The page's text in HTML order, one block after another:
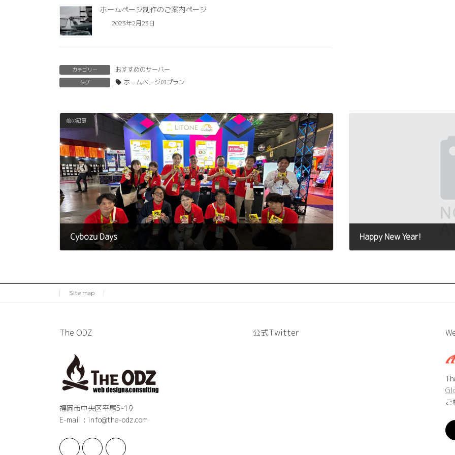
ホームページ制作のご案内ページ
2023年2月23日
カテゴリー おすすめのサーバー
タグ ホームページのプラン
前の記事
Cybozu Days Happy New Year!
Site map
The ODZ
福岡市中央区平尾5-19
E-mail : info@the-odz.com
公式Twitter
ご